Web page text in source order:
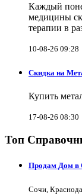
Каждый
медицины
терапии в
10-08-26 09:28
Скидка на
Купить
17-08-26 08:30
Топ
Продам Дом в
Сочи,